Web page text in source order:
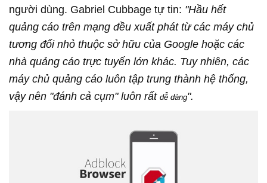
người dùng. Gabriel Cubbage tự tin: "Hầu hết
quảng cáo trên mạng đều xuất phát từ các máy chủ
tương đối nhỏ thuộc sở hữu của Google hoặc các
nhà quảng cáo trực tuyến lớn khác. Tuy nhiên, các
máy chủ quảng cáo luôn tập trung thành hệ thống,
vậy nên "đánh cả cụm" luôn rất dễ dàng".